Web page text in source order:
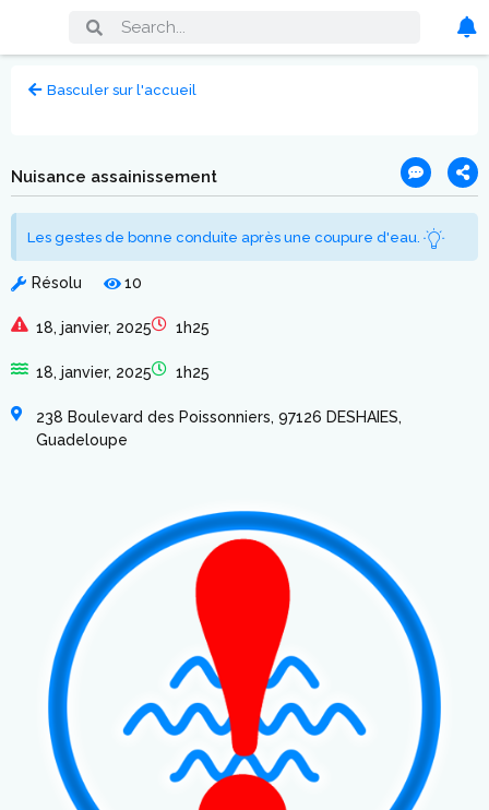
Basculer sur l'accueil
Nuisance assainissement
Les gestes de bonne conduite après une coupure d'eau.
Résolu 10
18, janvier, 2025 1h25
18, janvier, 2025 1h25
238 Boulevard des Poissonniers, 97126 DESHAIES,
Guadeloupe